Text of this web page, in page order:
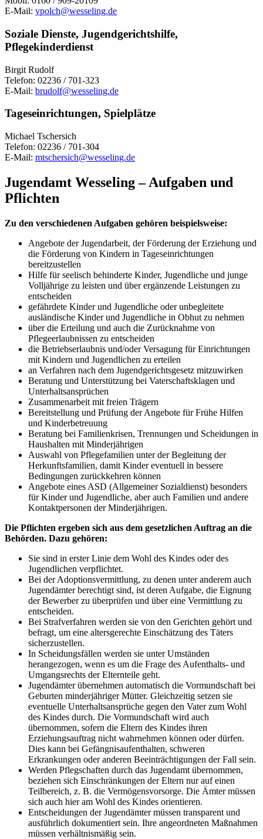
E-Mail: vpolch@wesseling.de
Soziale Dienste, Jugendgerichtshilfe,
Pflegekinderdienst
Birgit Rudolf
Telefon: 02236 / 701-323
E-Mail: brudolf@wesseling.de
Tageseinrichtungen, Spielplätze
Michael Tschersich
Telefon: 02236 / 701-304
E-Mail: mtschersich@wesseling.de
Jugendamt Wesseling – Aufgaben und
Pflichten
Zu den verschiedenen Aufgaben gehören beispielsweise:
Angebote der Jugendarbeit, der Förderung der Erziehung und
die Förderung von Kindern in Tageseinrichtungen
bereitzustellen
Hilfe für seelisch behinderte Kinder, Jugendliche und junge
Volljährige zu leisten und über ergänzende Leistungen zu
entscheiden
gefährdete Kinder und Jugendliche oder unbegleitete
ausländische Kinder und Jugendliche in Obhut zu nehmen
über die Erteilung und auch die Zurücknahme von
Pflegeerlaubnissen zu entscheiden
die Betriebserlaubnis und/oder Versagung für Einrichtungen
mit Kindern und Jugendlichen zu erteilen
an Verfahren nach dem Jugendgerichtsgesetz mitzuwirken
Beratung und Unterstützung bei Vaterschaftsklagen und
Unterhaltsansprüchen
Zusammenarbeit mit freien Trägern
Bereitstellung und Prüfung der Angebote für Frühe Hilfen
und Kinderbetreuung
Beratung bei Familienkrisen, Trennungen und Scheidungen in
Haushalten mit Minderjährigen
Auswahl von Pflegefamilien unter der Begleitung der
Herkunftsfamilien, damit Kinder eventuell in bessere
Bedingungen zurückkehren können
Angebote eines ASD (Allgemeiner Sozialdienst) besonders
für Kinder und Jugendliche, aber auch Familien und andere
Kontaktpersonen der Minderjährigen.
Die Pflichten ergeben sich aus dem gesetzlichen Auftrag an die
Behörden. Dazu gehören:
Sie sind in erster Linie dem Wohl des Kindes oder des
Jugendlichen verpflichtet.
Bei der Adoptionsvermittlung, zu denen unter anderem auch
Jugendämter berechtigt sind, ist deren Aufgabe, die Eignung
der Bewerber zu überprüfen und über eine Vermittlung zu
entscheiden.
Bei Strafverfahren werden sie von den Gerichten gehört und
befragt, um eine altersgerechte Einschätzung des Täters
sicherzustellen.
In Scheidungsfällen werden sie unter Umständen
herangezogen, wenn es um die Frage des Aufenthalts- und
Umgangsrechts der Elternteile geht.
Jugendämter übernehmen automatisch die Vormundschaft bei
Geburten minderjähriger Mütter. Gleichzeitig setzen sie
eventuelle Unterhaltsansprüche gegen den Vater zum Wohl
des Kindes durch. Die Vormundschaft wird auch
übernommen, sofern die Eltern des Kindes ihren
Erziehungsauftrag nicht wahrnehmen können oder dürfen.
Dies kann bei Gefängnisaufenthalten, schweren
Erkrankungen oder anderen Beeinträchtigungen der Fall sein.
Werden Pflegschaften durch das Jugendamt übernommen,
beziehen sich Einschränkungen der Eltern nur auf einen
Teilbereich, z. B. die Vermögensvorsorge. Die Ämter müssen
sich auch hier am Wohl des Kindes orientieren.
Entscheidungen der Jugendämter müssen transparent und
ausführlich dokumentiert sein. Ihre angeordneten Maßnahmen
müssen verhältnismäßig sein.